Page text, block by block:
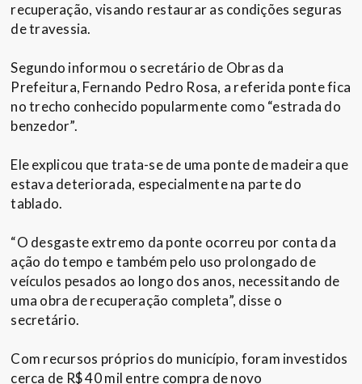
recuperação, visando restaurar as condições seguras
de travessia.
Segundo informou o secretário de Obras da
Prefeitura, Fernando Pedro Rosa, a referida ponte fica
no trecho conhecido popularmente como “estrada do
benzedor”.
Ele explicou que trata-se de uma ponte de madeira que
estava deteriorada, especialmente na parte do
tablado.
“O desgaste extremo da ponte ocorreu por conta da
ação do tempo e também pelo uso prolongado de
veículos pesados ao longo dos anos, necessitando de
uma obra de recuperação completa”, disse o
secretário.
Com recursos próprios do município, foram investidos
cerca de R$ 40 mil entre compra de novo